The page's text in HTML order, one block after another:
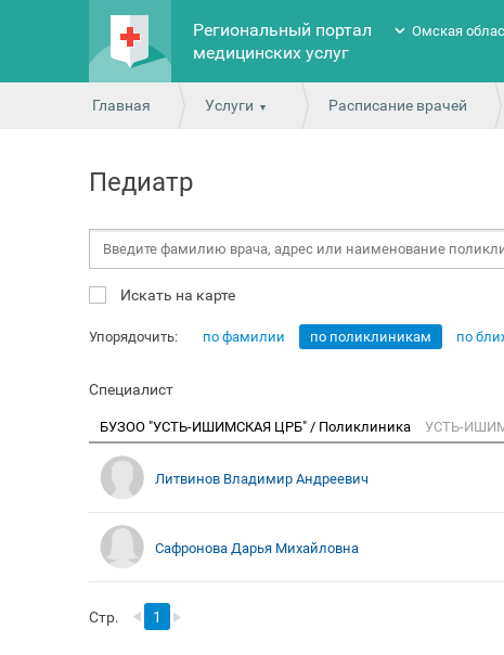
Региональный портал
медицинских услуг
Омская
Главная Услуги Расписание врачей
Педиатр
Искать на карте
Упорядочить: по фамилии по поликлиникам по
Специалист
БУЗОО "УСТЬ-ИШИМСКАЯ ЦРБ" / Поликлиника УСТЬ-
Литвинов Владимир Андреевич
Сафронова Дарья Михайловна
Стр. 1